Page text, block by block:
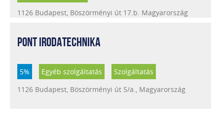
1126 Budapest, Böszörményi út 17.b. Magyarország
PONT IRODATECHNIKA
5% Egyéb szolgáltatás
Szolgáltatás
1126 Budapest, Böszörményi út 5/a., Magyarország